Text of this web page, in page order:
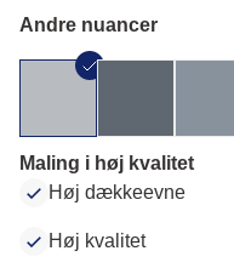
Andre nuancer
Maling i høj kvalitet
Høj dækkeevne
Høj kvalitet